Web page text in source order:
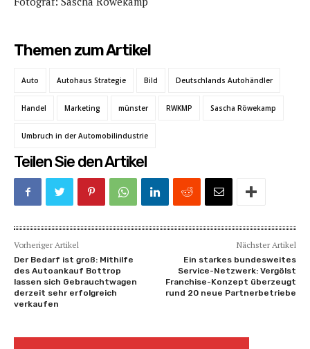
Themen zum Artikel
Auto Autohaus Strategie Bild Deutschlands Autohändler
Handel Marketing münster RWKMP Sascha Röwekamp
Umbruch in der Automobilindustrie
Teilen Sie den Artikel
Vorheriger Artikel
Der Bedarf ist groß: Mithilfe
des Autoankauf Bottrop
lassen sich Gebrauchtwagen
derzeit sehr erfolgreich
verkaufen
Nächster Artikel
Ein starkes bundesweites
Service-Netzwerk: Vergölst
Franchise-Konzept überzeugt
rund 20 neue Partnerbetriebe